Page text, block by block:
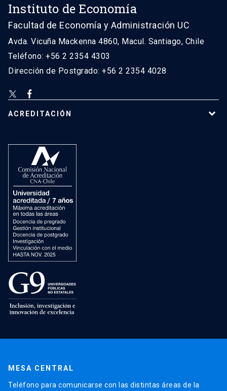
Instituto de Economía
Facultad de Economía y Administración UC
Avda. Vicuña Mackenna 4860, Macul. Santiago, Chile
Teléfono: +56 2 2354 4303
Dirección de Postgrado: +56 2 2354 4028
ACREDITACIÓN
MESA CENTRAL
Teléfono para comunicarse con las distintas áreas de la